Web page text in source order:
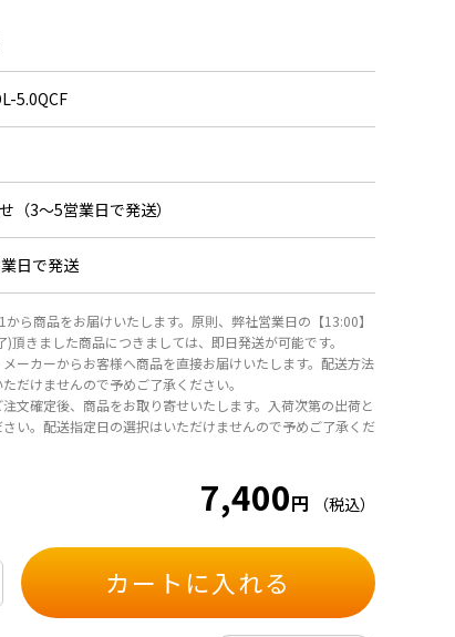
5.0QCF
（3～5営業日で発送）
日で発送
ら商品をお届けいたします。原則、弊社営業日の【13:00】
頂きました商品につきましては、即日発送が可能です。
ーカーからお客様へ商品を直接お届けいたします。配送方法
だけませんので予めご了承ください。
文確定後、商品をお取り寄せいたします。入荷次第の出荷と
い。配送指定日の選択はいただけませんので予めご了承くだ
7,400円
（税込）
カートに入れる